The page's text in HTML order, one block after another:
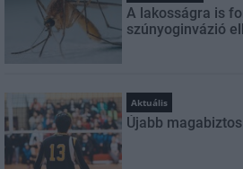
A lakosságra is
szúnyoginvázió
Aktuális
Újabb